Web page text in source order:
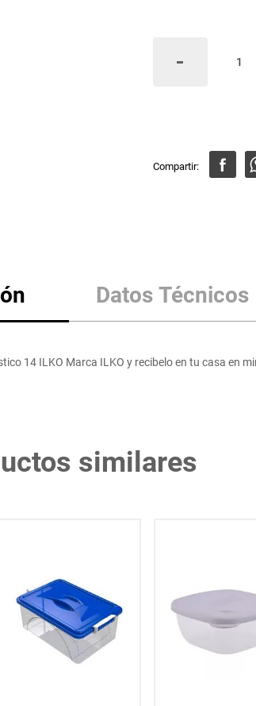
Datos Técnicos
14 ILKO Marca ILKO y recibelo en tu casa en
similares